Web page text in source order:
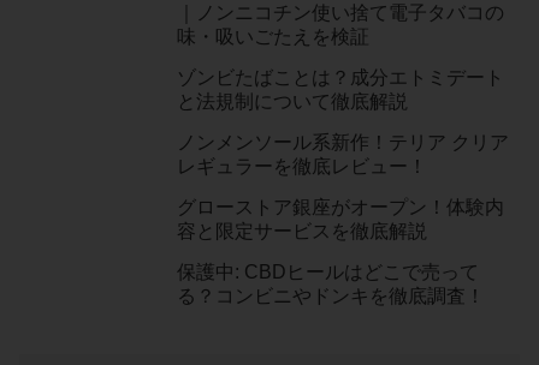
｜ノンニコチン使い捨て電子タバコの
味・吸いごたえを検証
ゾンビたばことは？成分エトミデート
と法規制について徹底解説
ノンメンソール系新作！テリア クリア
レギュラーを徹底レビュー！
グローストア銀座がオープン！体験内
容と限定サービスを徹底解説
保護中: CBDヒールはどこで売って
る？コンビニやドンキを徹底調査！